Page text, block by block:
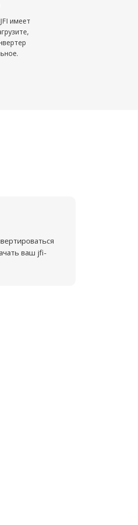
имеет
ваш jfi-